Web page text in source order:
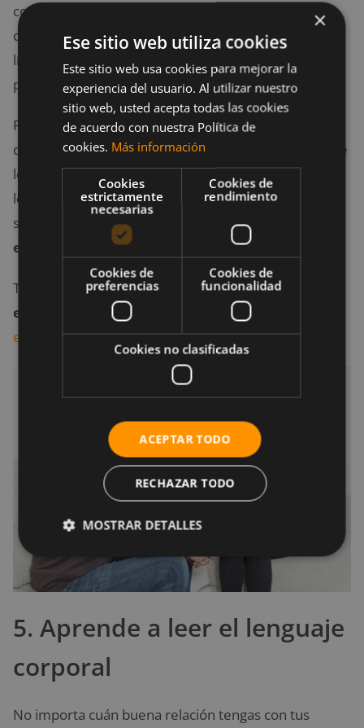
comunicación no tiene sentido si las personas no
conectan contigo a nivel emocional. Para muchos
líderes es difícil lograrlo, porque sienten que deben
proyectar cierta personalidad.
Para conectar con la gente emocionalmente
debes ser transparente y humano. Muéstrales lo que
les motiva, lo que les importa y lo que los hace
levantarse de la cama cada mañana. Expresa estos
sentimientos abiertamente y forjarás una
emocional con las personas
También te ayudará mucho a conectar
emocionalmente con las personas
ser
emocionalmente inteligente.
5. Aprende a leer el lenguaje
corporal
No importa cuán buena relación tengas con tus
×
Ese sitio web utiliza cookies
Este sitio web usa cookies para mejorar la
experiencia del usuario. Al utilizar nuestro
sitio web, usted acepta todas las cookies
de acuerdo con nuestra Política de
cookies. Más información
Cookies
estrictamente
necesarias
Cookies de
rendimiento
Cookies de
preferencias
Cookies de
funcionalidad
Cookies no clasificadas
ACEPTAR TODO
RECHAZAR TODO
MOSTRAR DETALLES